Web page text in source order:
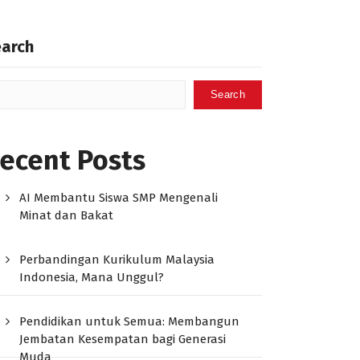
Search
Posts
AI Membantu Siswa SMP Mengenali
Minat dan Bakat
Perbandingan Kurikulum Malaysia
Indonesia, Mana Unggul?
Pendidikan untuk Semua: Membangun
Jembatan Kesempatan bagi Generasi
Muda